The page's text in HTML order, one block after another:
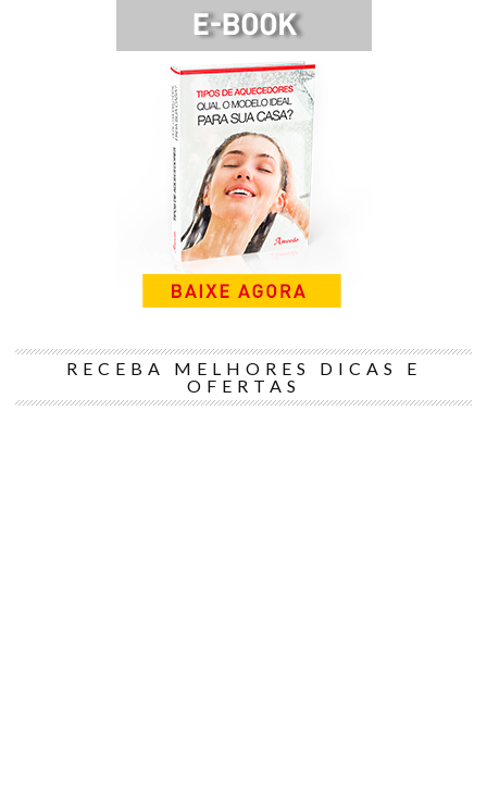
RECEBA MELHORES DICAS E
OFERTAS